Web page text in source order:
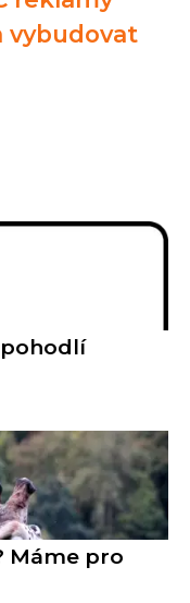
vybudovat
pohodlí
Máme pro